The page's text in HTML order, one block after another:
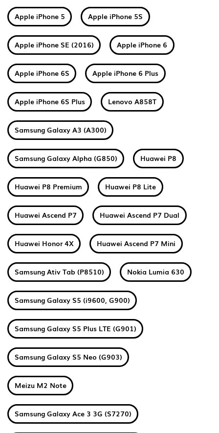
Apple iPhone 5 Apple iPhone 5S
Apple iPhone SE (2016) Apple iPhone 6
Apple iPhone 6S Apple iPhone 6 Plus
Apple iPhone 6S Plus Lenovo A858T
Samsung Galaxy A3 (A300)
Samsung Galaxy Alpha (G850) Huawei P8
Huawei P8 Premium Huawei P8 Lite
Huawei Ascend P7 Huawei Ascend P7 Dual
Huawei Honor 4X Huawei Ascend P7 Mini
Samsung Ativ Tab (P8510) Nokia Lumia 630
Samsung Galaxy S5 (i9600, G900)
Samsung Galaxy S5 Plus LTE (G901)
Samsung Galaxy S5 Neo (G903)
Meizu M2 Note
Samsung Galaxy Ace 3 3G (S7270)